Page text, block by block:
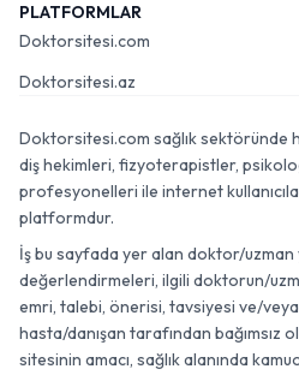
PLATFORMLAR
Doktorsitesi.com
Doktorsitesi.az
Doktorsitesi.com sağlık sektöründe
diş hekimleri, fizyoterapistler,
profesyonelleri ile internet
platformdur.
İş bu sayfada yer alan doktor/uzman
değerlendirmeleri, ilgili doktorun/
emri, talebi, önerisi, tavsiyesi ve/veya
hasta/danışan tarafından bağımsız
sitesinin amacı, sağlık alanında